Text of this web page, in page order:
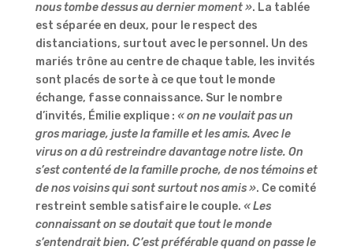
nous tombe dessus au dernier moment ». La tablée
est séparée en deux, pour le respect des
distanciations, surtout avec le personnel. Un des
mariés trône au centre de chaque table, les invités
sont placés de sorte à ce que tout le monde
échange, fasse connaissance. Sur le nombre
d’invités, Émilie explique : « on ne voulait pas un
gros mariage, juste la famille et les amis. Avec le
virus on a dû restreindre davantage notre liste. On
s’est contenté de la famille proche, de nos témoins et
de nos voisins qui sont surtout nos amis ». Ce comité
restreint semble satisfaire le couple. « Les
connaissant on se doutait que tout le monde
s’entendrait bien. C’est préférable quand on passe le